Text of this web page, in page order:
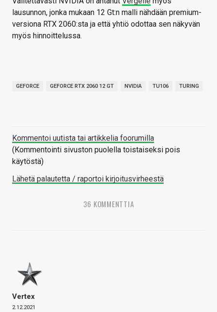
lausunnon, jonka mukaan 12 Gt:n malli nähdään premium-
versiona RTX 2060:sta ja että yhtiö odottaa sen näkyvän
myös hinnoittelussa.
GEFORCE GEFORCE RTX 2060 12 GT NVIDIA TU106 TURING
Kommentoi uutista tai artikkelia foorumilla
(Kommentointi sivuston puolella toistaiseksi pois
käytöstä)
Lähetä palautetta / raportoi kirjoitusvirheestä
36 KOMMENTTIA
Vertex
2.12.2021